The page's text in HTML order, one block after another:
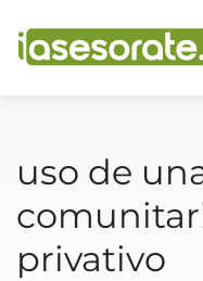
uso de
privativo